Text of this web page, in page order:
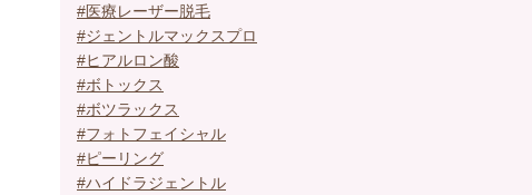
#医療レーザー脱毛
#ジェントルマックスプロ
#ヒアルロン酸
#ボトックス
#ボツラックス
#フォトフェイシャル
#ピーリング
#ハイドラジェントル